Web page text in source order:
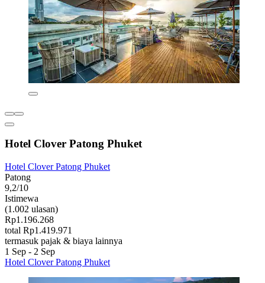
Hotel Clover Patong Phuket
Hotel Clover Patong Phuket
Patong
9,2/10
Istimewa
(1.002 ulasan)
Rp1.196.268
total Rp1.419.971
termasuk pajak & biaya lainnya
1 Sep - 2 Sep
Hotel Clover Patong Phuket